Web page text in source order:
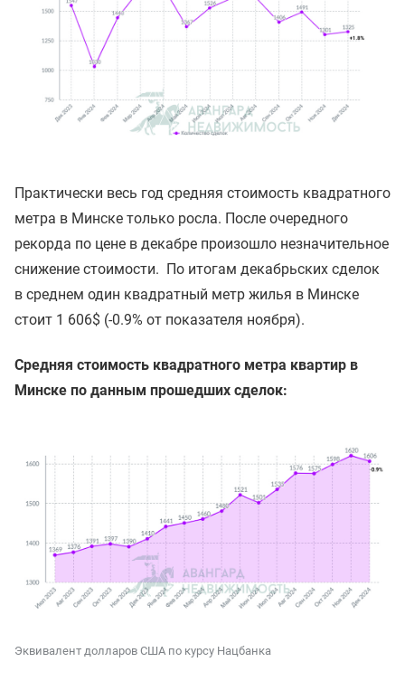
Практически весь год средняя стоимость квадратного
метра в Минске только росла. После очередного
рекорда по цене в декабре произошло незначительное
снижение стоимости. По итогам декабрьских сделок
в среднем один квадратный метр жилья в Минске
стоит 1 606$ (-0.9% от показателя ноября).
Средняя стоимость квадратного метра квартир в
Минске по данным прошедших сделок:
Эквивалент долларов США по курсу Нацбанка